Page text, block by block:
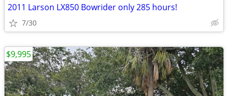
2011 Larson LX850 Bowrider only 285 hours!
7/30
$9,995